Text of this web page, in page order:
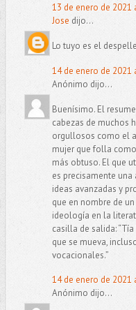
13 de enero de 2021
Jose dijo...
Lo tuyo es el
14 de enero de 2021
Anónimo dijo...
Buenísimo. El
cabezas de muchos
orgullosos como el
mujer que folla
más obtuso. El que
es precisamente
ideas avanzadas y
que en nombre de
ideología en la
casilla de salida:
que se mueva,
vocacionales.”
14 de enero de 2021
Anónimo dijo...